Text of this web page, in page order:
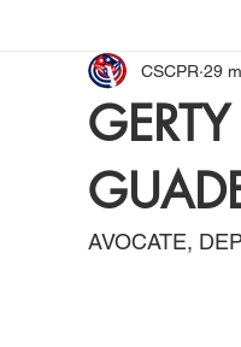
SAN VICENTE Y
MARTINICA
CSCPR 29
AVOCATE,